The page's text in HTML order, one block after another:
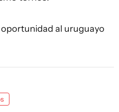
al uruguayo